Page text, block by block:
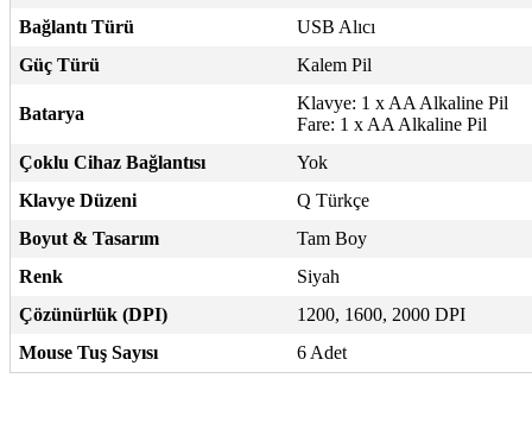
Bağlantı Türü
USB Alıcı
Güç Türü
Kalem Pil
Batarya
Klavye: 1 x AA Alkaline Pil
Fare: 1 x AA Alkaline Pil
Çoklu Cihaz Bağlantısı
Yok
Klavye Düzeni
Q Türkçe
Boyut & Tasarım
Tam Boy
Renk
Siyah
Çözünürlük (DPI)
1200, 1600, 2000 DPI
Mouse Tuş Sayısı
6 Adet